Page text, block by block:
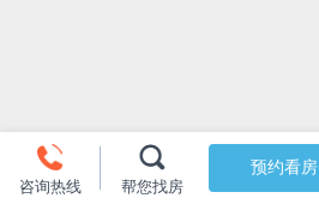
咨询热线 帮您找房
预约看房